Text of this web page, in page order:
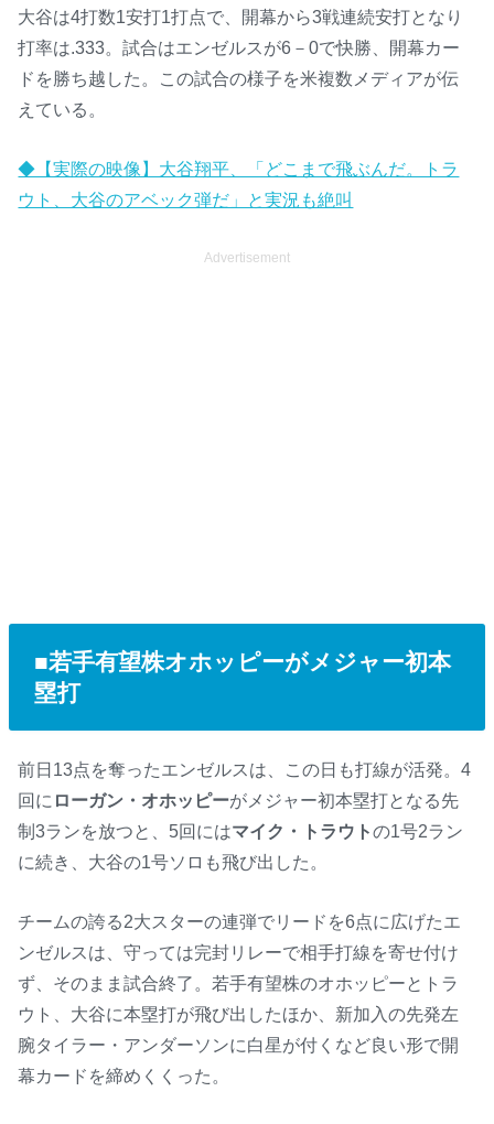
大谷は4打数1安打1打点で、開幕から3戦連続安打となり
打率は.333。試合はエンゼルスが6－0で快勝、開幕カー
ドを勝ち越した。この試合の様子を米複数メディアが伝
えている。
◆【実際の映像】大谷翔平、「どこまで飛ぶんだ。トラ
ウト、大谷のアベック弾だ」と実況も絶叫
Advertisement
■若手有望株オホッピーがメジャー初本
塁打
前日13点を奪ったエンゼルスは、この日も打線が活発。4
回に ローガン・オホッピーがメジャー初本塁打となる先
制3ランを放つと、5回にはマイク・トラウトの1号2ラン
に続き、大谷の1号ソロも飛び出した。
チームの誇る2大スターの連弾でリードを6点に広げたエ
ンゼルスは、守っては完封リレーで相手打線を寄せ付け
ず、そのまま試合終了。若手有望株のオホッピーとトラ
ウト、大谷に本塁打が飛び出したほか、新加入の先発左
腕タイラー・アンダーソンに白星が付くなど良い形で開
幕カードを締めくくった。